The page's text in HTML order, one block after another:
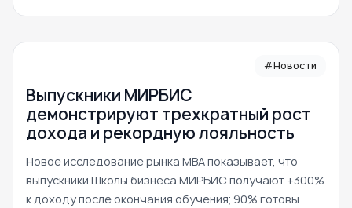
#Новости
Выпускники МИРБИС
демонстрируют трехкратный рост
дохода и рекордную лояльность
Новое исследование рынка MBA показывает, что
выпускники Школы бизнеса МИРБИС получают +300%
к доходу после окончания обучения; 90% готовы